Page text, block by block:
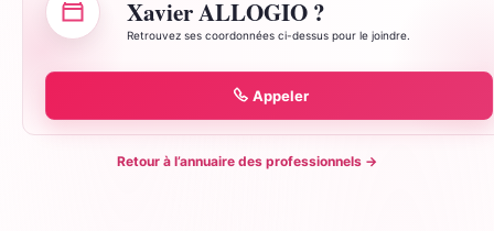
Xavier ALLOGIO ?
Retrouvez ses coordonnées ci-dessus pour le joindre.
Appeler
Retour à l’annuaire des professionnels →